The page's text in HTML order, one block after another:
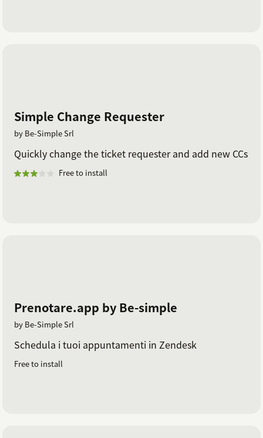
Simple Change Requester
by Be-Simple Srl
Quickly change the ticket requester and add new CCs
Free to install
Prenotare.app by Be-simple
by Be-Simple Srl
Schedula i tuoi appuntamenti in Zendesk
Free to install